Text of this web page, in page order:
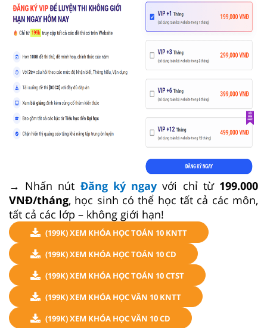
→ Nhấn nút Đăng ký ngay với chỉ từ 199.000
VNĐ/tháng, học sinh có thể học tất cả các môn,
tất cả các lớp – không giới hạn!
(199K) XEM KHÓA HỌC TOÁN 10 KNTT
(199K) XEM KHÓA HỌC TOÁN 10 CD
(199K) XEM KHÓA HỌC TOÁN 10 CTST
(199K) XEM KHÓA HỌC VĂN 10 KNTT
(199K) XEM KHÓA HỌC VĂN 10 CD